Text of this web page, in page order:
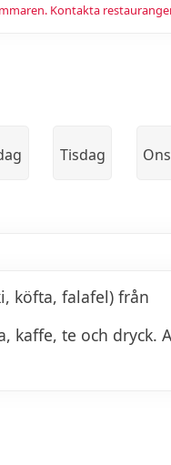
Kontakta
Tisdag
köfta, falafel) från
kaffe, te och dryck.